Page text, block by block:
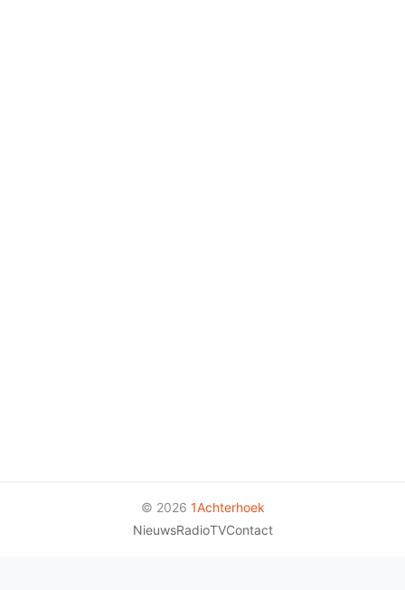
© 2026 1Achterhoek
NieuwsRadioTVContact